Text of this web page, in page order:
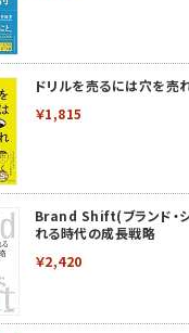
ドリルを売るには穴を売
￥1,815
Brand Shift(ブランド・シ
れる時代の成長戦略
￥2,420